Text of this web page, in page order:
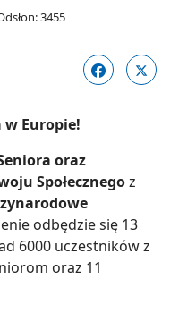
3455
Europie!
oraz
Społecznegoz
odbędzie się 13
6000 uczestników z
oraz 11